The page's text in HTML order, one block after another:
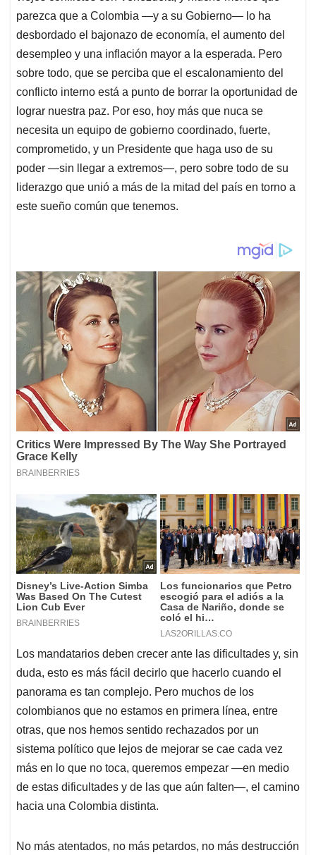
parezca que a Colombia —y a su Gobierno— lo ha
desbordado el bajonazo de economía, el aumento del
desempleo y una inflación mayor a la esperada. Pero
sobre todo, que se perciba que el escalonamiento del
conflicto interno está a punto de borrar la oportunidad de
lograr nuestra paz. Por eso, hoy más que nuca se
necesita un equipo de gobierno coordinado, fuerte,
comprometido, y un Presidente que haga uso de su
poder —sin llegar a extremos—, pero sobre todo de su
liderazgo que unió a más de la mitad del país en torno a
este sueño común que tenemos.
Los mandatarios deben crecer ante las dificultades y, sin
duda, esto es más fácil decirlo que hacerlo cuando el
panorama es tan complejo. Pero muchos de los
colombianos que no estamos en primera línea, entre
otras, que nos hemos sentido rechazados por un
sistema político que lejos de mejorar se cae cada vez
más en lo que no toca, queremos empezar —en medio
de estas dificultades y de las que aún falten—, el camino
hacia una Colombia distinta.
No más atentados, no más petardos, no más destrucción